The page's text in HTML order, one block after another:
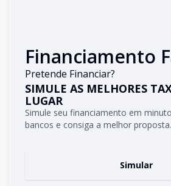
Financiamento
Pretende Financiar?
SIMULE AS MELHORES
LUGAR
Simule seu financiamento em
bancos e consiga a melhor proposta.
Simular